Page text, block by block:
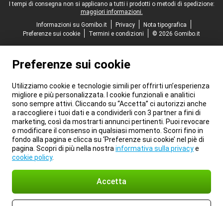
I tempi di consegna non si applicano a tutti i prodotti o metodi di spedizione:
maggiori informazioni.
Informazioni su Gomibo.it
Privacy
Nota tipografica
Preferenze sui cookie
Termini e condizioni © 2026 Gomibo.it
Preferenze sui cookie
Utilizziamo cookie e tecnologie simili per offrirti un’esperienza
migliore e più personalizzata. I cookie funzionali e analitici
sono sempre attivi. Cliccando su “Accetta” ci autorizzi anche
a raccogliere i tuoi dati e a condividerli con 3 partner a fini di
marketing, così da mostrarti annunci pertinenti. Puoi revocare
o modificare il consenso in qualsiasi momento. Scorri fino in
fondo alla pagina e clicca su ‘Preferenze sui cookie’ nel piè di
pagina. Scopri di più nella nostra informativa sulla privacye
cookie policy.
Accetta